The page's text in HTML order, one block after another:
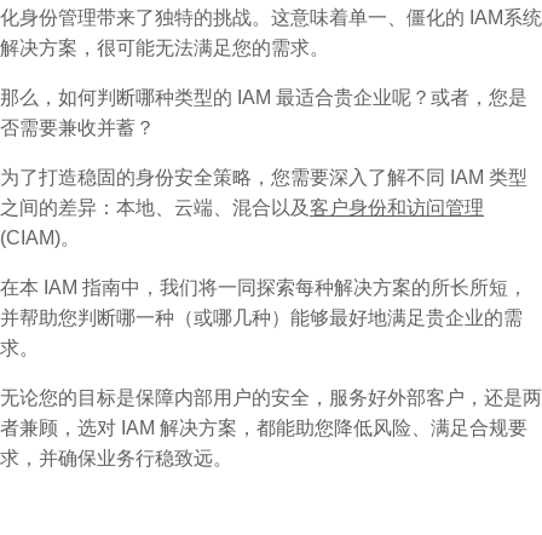
化身份管理带来了独特的挑战。这意味着单一、僵化的 IAM系统
解决方案，很可能无法满足您的需求。
那么，如何判断哪种类型的 IAM 最适合贵企业呢？或者，您是
否需要兼收并蓄？
为了打造稳固的身份安全策略，您需要深入了解不同 IAM 类型
之间的差异：本地、云端、混合以及客户身份和访问管理
(CIAM)。
在本 IAM 指南中，我们将一同探索每种解决方案的所长所短，
并帮助您判断哪一种（或哪几种）能够最好地满足贵企业的需
求。
无论您的目标是保障内部用户的安全，服务好外部客户，还是两
者兼顾，选对 IAM 解决方案，都能助您降低风险、满足合规要
求，并确保业务行稳致远。